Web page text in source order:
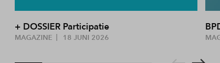
+ DOSSIER Participatie
MAGAZINE 18 JUNI 2026